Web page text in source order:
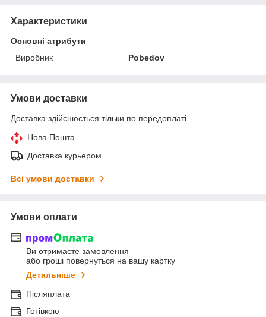
Характеристики
Основні атрибути
Виробник
Pobedov
Умови доставки
Доставка здійснюється тільки по передоплаті.
Нова Пошта
Доставка курьером
Всі умови доставки
Умови оплати
Ви отримаєте замовлення
або гроші повернуться на вашу картку
Детальніше
Післяплата
Готівкою